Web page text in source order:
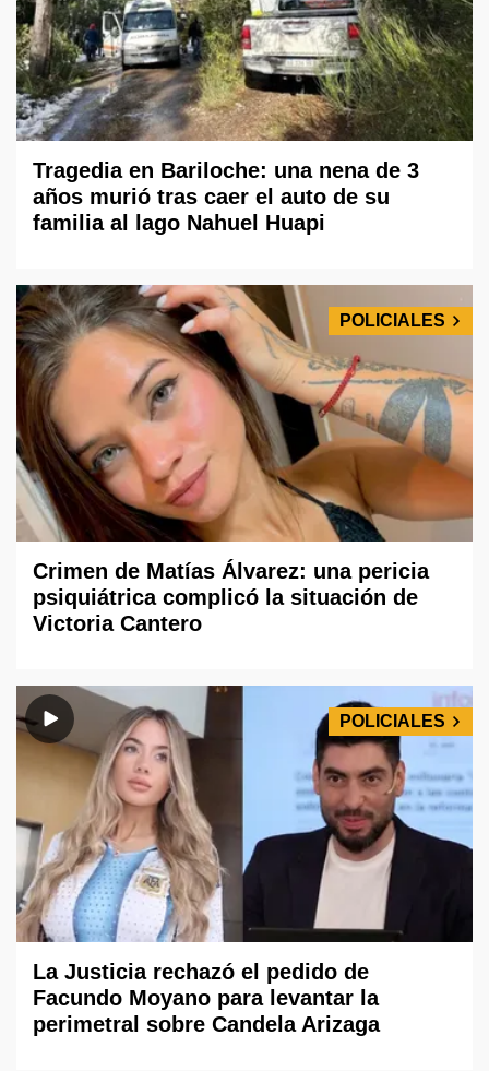
Tragedia en Bariloche: una nena de 3
años murió tras caer el auto de su
familia al lago Nahuel Huapi
POLICIALES
Crimen de Matías Álvarez: una pericia
psiquiátrica complicó la situación de
Victoria Cantero
POLICIALES
La Justicia rechazó el pedido de
Facundo Moyano para levantar la
perimetral sobre Candela Arizaga